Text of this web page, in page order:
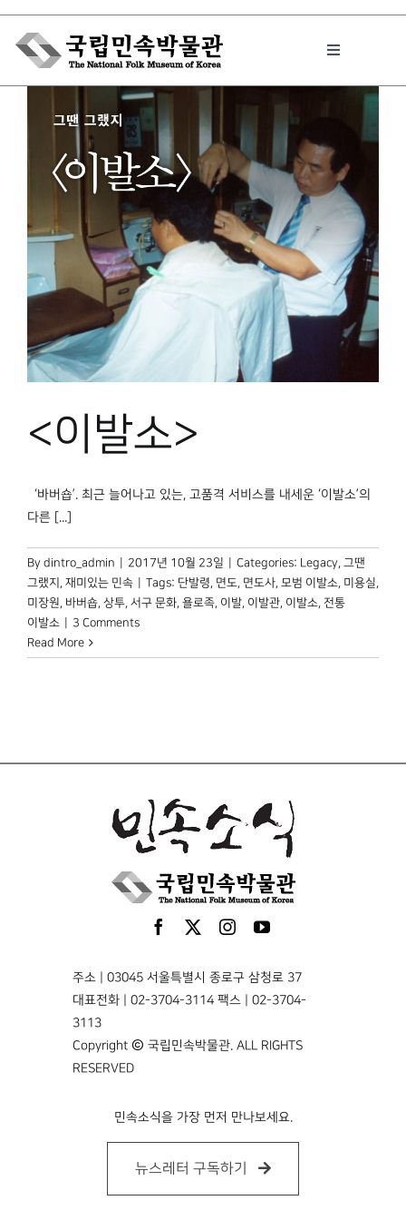
Skip
content
Toggle
박물관에서는
민속이야기
민속 인사이드
원문보기 PDF
박물관 홈페이지
<이발소>
‘바버숍’. 최근 늘어나고 있는, 고품격 서비스를 내세운 ‘이발소’의
다른 [...]
By dintro_admin 2017년 10월 23일 Categories: Legacy, 그땐
그랬지 , 재미있는 민속 Tags: 단발령, 면도, 면도사, 모범 이발소, 미용실,
미장원, 바버숍, 상투, 서구 문화, 욜로족, 이발, 이발관, 이발소, 전통
이발소
3 Comments
Read More
주소 | 03045 서울특별시 종로구 삼청로 37
대표전화 | 02-3704-3114 팩스 | 02-3704-
3113
Copyright © 국립민속박물관. ALL RIGHTS
RESERVED
민속소식을 가장 먼저 만나보세요.
뉴스레터 구독하기